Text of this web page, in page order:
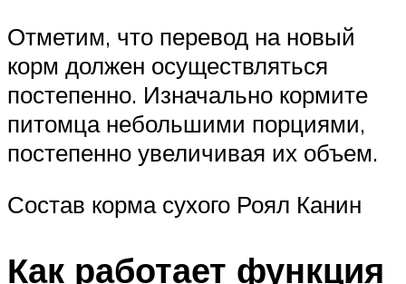
Отметим, что перевод на новый
корм должен осуществляться
постепенно. Изначально кормите
питомца небольшими порциями,
постепенно увеличивая их объем.
Состав корма сухого Роял Канин
Как работает функция